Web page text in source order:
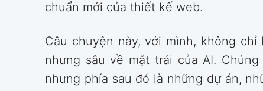
chuẩn mới của thiết kế web.
Câu chuyện này, với mình, không
nhưng sâu về mặt trái của AI.
nhưng phía sau đó là những dự án,